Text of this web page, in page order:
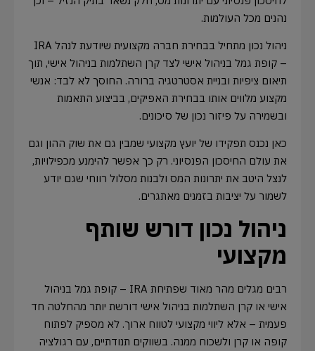
נהנים מכל העולמות.
ניהול נכון מתחיל בבחירת חברה מקצועית שיודעת לנהל IRA
– קופת גמל בניהול אישי לצד קרן השתלמות בניהול אישי, תוך
תיאום ציפיות ובניית אסטרטגיה ברורה. החוסך לא לבד: אנשי
מקצוע מלווים אותו בבחירת האפיקים, בביצוע התאמות
ובשמירה על פיזור נכון של סיכונים.
כאן נכנס תפקידו של יועץ מקצועי שמבין גם את שוק ההון וגם
את עולם החיסכון הפנסיוני. רק כך אפשר להימנע מכפילויות,
לנצל היטב את יתרונות המס ולבנות מסלול רווחי שגם יודע
לשמור על יציבות בזמנים מאתגרים.
ניהול נכון דורש שותף
מקצועי
רבים מגלים מהר מאוד שפתיחת IRA – קופת גמל בניהול
אישי או קרן השתלמות בניהול אישי דורשת יותר מהחלטה חד
פעמית – אלא ליווי מקצועי לטווח ארוך. לא מספיק לפתוח
קופה או קרן ולשכוח ממנה. בשווקים תנודתיים, עם רגולציה